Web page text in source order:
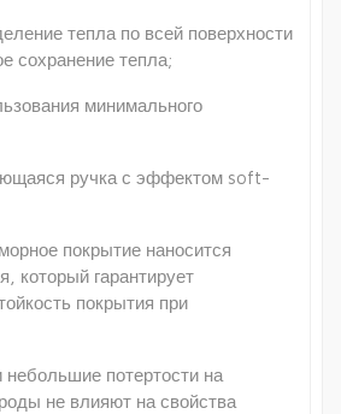
тепла по всей поверхности
сохранение тепла;
минимального
ручка с эффектом soft-
покрытие наносится
который гарантирует
покрытия при
потертости на
не влияют на свойства